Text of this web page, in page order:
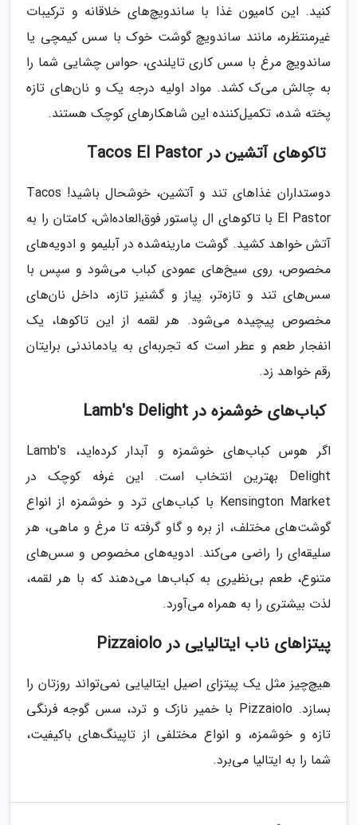
کنید. این کامیون غذا با ساندویچ‌های خلاقانه و ترکیبات
غیرمنتظره، مانند ساندویچ گوشت خوک با سس کیمچی یا
ساندویچ مرغ با سس کاری تایلندی، حواس چشایی شما را
به چالش می‌ک کشد. مواد اولیه درجه یک و نان‌های تازه
پخته شده، تکمیل‌کننده این شاهکارهای کوچک هستند.
تاکوهای آتشین در Tacos El Pastor
دوستداران غذاهای تند و آتشین، خوشحال باشید! Tacos
El Pastor با تاکوهای ال پاستور فوق‌العاده‌اش، کامتان را به
آتش خواهد کشید. گوشت مارینه‌شده در آبلیمو و ادویه‌های
مخصوص، روی سیخ‌های عمودی کباب می‌شود و سپس با
سس‌های تند و تازه‌تر، پیاز و گشنیز تازه، داخل نان‌های
مخصوص پیچیده می‌شود. هر لقمه از این تاکوها، یک
انفجار طعم و عطر است که تجربه‌ای به یادماندنی برایتان
رقم خواهد زد.
کباب‌های خوشمزه در Lamb's Delight
اگر هوس کباب‌های خوشمزه و آبدار کرده‌اید، Lamb's
Delight بهترین انتخاب است. این غرفه کوچک در
Kensington Market با کباب‌های ترد و خوشمزه از انواع
گوشت‌های مختلف، از بره و گاو گرفته تا مرغ و ماهی، هر
سلیقه‌ای را راضی می‌کند. ادویه‌های مخصوص و سس‌های
متنوع، طعم بی‌نظیری به کباب‌ها می‌دهند که با هر لقمه،
لذت بیشتری را به همراه می‌آورد.
پیتزاهای ناب ایتالیایی در Pizzaiolo
هیچ‌چیز مثل یک پیتزای اصیل ایتالیایی نمی‌تواند روزتان را
بسازد. Pizzaiolo با خمیر نازک و ترد، سس گوجه فرنگی
تازه و خوشمزه، و انواع مختلفی از تاپینگ‌های باکیفیت،
شما را به ایتالیا می‌برد.